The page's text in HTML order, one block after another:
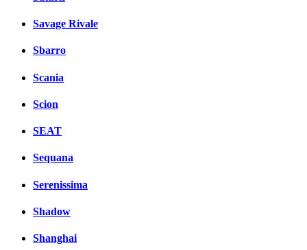
Savage Rivale
Sbarro
Scania
Scion
SEAT
Sequana
Serenissima
Shadow
Shanghai